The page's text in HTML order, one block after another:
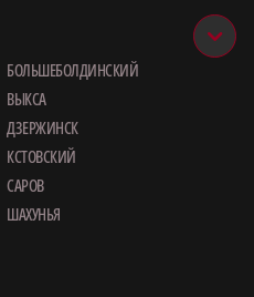
БОЛЬШЕБОЛДИНСКИЙ
ВЫКСА
ДЗЕРЖИНСК
КСТОВСКИЙ
САРОВ
ШАХУНЬЯ